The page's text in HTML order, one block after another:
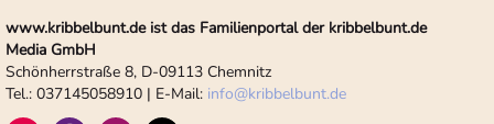
www.kribbelbunt.de ist das Familienportal der kribbelbunt.de
Media GmbH
Schönherrstraße 8, D-09113 Chemnitz
Tel.: 037145058910 | E-Mail: info@kribbelbunt.de